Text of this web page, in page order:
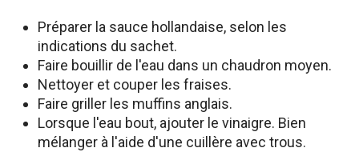
Préparer la sauce hollandaise, selon les
indications du sachet.
Faire bouillir de l'eau dans un chaudron moyen.
Nettoyer et couper les fraises.
Faire griller les muffins anglais.
Lorsque l'eau bout, ajouter le vinaigre. Bien
mélanger à l'aide d'une cuillère avec trous.